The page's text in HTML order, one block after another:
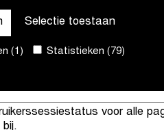
Selectie toestaan
(1)
Statistieken (79)
voor alle
bij.